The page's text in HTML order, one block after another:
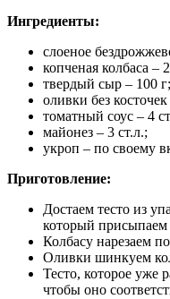
Ингредиенты:
слоеное
копченая колбаса –
твердый сыр – 100 г;
оливки без
томатный соус – 4
майонез – 3 ст.л.;
укроп – по своему
Приготовление:
Достаем тесто из
который присыпаем
Колбасу нарезаем
Оливки шинкуем
Тесто, которое уже
чтобы оно